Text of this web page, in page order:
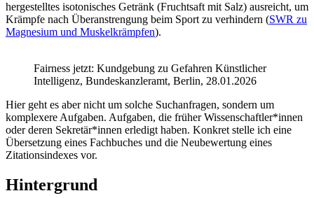
hergestelltes isotonisches Getränk (Fruchtsaft mit Salz) ausreicht, um
Krämpfe nach Überanstrengung beim Sport zu verhindern (SWR zu
Magnesium und Muskelkrämpfen).
Fairness jetzt: Kundgebung zu Gefahren Künstlicher
Intelligenz, Bundeskanzleramt, Berlin, 28.01.2026
Hier geht es aber nicht um solche Suchanfragen, sondern um
komplexere Aufgaben. Aufgaben, die früher Wissenschaftler*innen
oder deren Sekretär*innen erledigt haben. Konkret stelle ich eine
Übersetzung eines Fachbuches und die Neubewertung eines
Zitationsindexes vor.
Hintergrund